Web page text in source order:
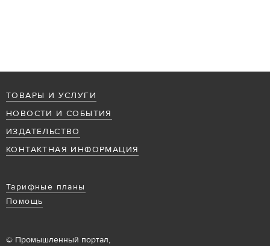
ТОВАРЫ И УСЛУГИ
НОВОСТИ И СОБЫТИЯ
ИЗДАТЕЛЬСТВО
КОНТАКТНАЯ ИНФОРМАЦИЯ
Тарифные планы
Помощь
© Промышленный портал,